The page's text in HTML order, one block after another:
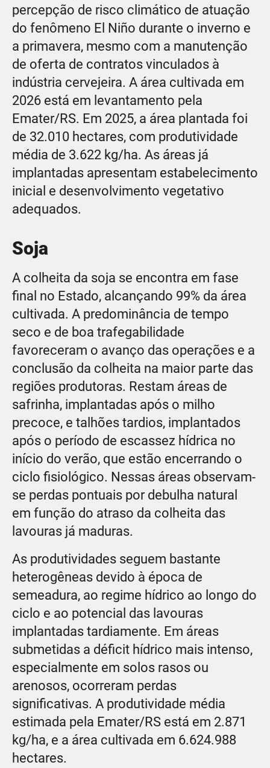
percepção de risco climático de atuação
do fenômeno El Niño durante o inverno e
a primavera, mesmo com a manutenção
de oferta de contratos vinculados à
indústria cervejeira. A área cultivada em
2026 está em levantamento pela
Emater/RS. Em 2025, a área plantada foi
de 32.010 hectares, com produtividade
média de 3.622 kg/ha. As áreas já
implantadas apresentam estabelecimento
inicial e desenvolvimento vegetativo
adequados.
Soja
A colheita da soja se encontra em fase
final no Estado, alcançando 99% da área
cultivada. A predominância de tempo
seco e de boa trafegabilidade
favoreceram o avanço das operações e a
conclusão da colheita na maior parte das
regiões produtoras. Restam áreas de
safrinha, implantadas após o milho
precoce, e talhões tardios, implantados
após o período de escassez hídrica no
início do verão, que estão encerrando o
ciclo fisiológico. Nessas áreas observam-
se perdas pontuais por debulha natural
em função do atraso da colheita das
lavouras já maduras.
As produtividades seguem bastante
heterogêneas devido à época de
semeadura, ao regime hídrico ao longo do
ciclo e ao potencial das lavouras
implantadas tardiamente. Em áreas
submetidas a déficit hídrico mais intenso,
especialmente em solos rasos ou
arenosos, ocorreram perdas
significativas. A produtividade média
estimada pela Emater/RS está em 2.871
kg/ha, e a área cultivada em 6.624.988
hectares.